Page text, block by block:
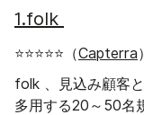
1.folk
⭐⭐⭐⭐⭐（Capterra）
folk 、見込み顧客
多用する20～50名